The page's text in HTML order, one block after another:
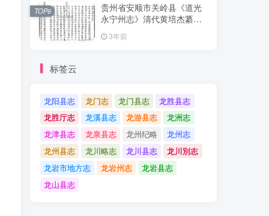
贵州省安顺市关岭县《道光
永宁州志》清代黄培杰纂修
3年前
TOP6
标签云
龙阳县志 龙门志 龙门县志
龙胜县志
龙胜厅志
龙溪县志 龙游县志
龙洲志
龙津县志
龙泉县志 龙州纪略
龙州志
龙州县志
龙川略志 龙川县志
龙川別志
龙岩市地方志
龙岩州志
龙岩县志
龙山县志